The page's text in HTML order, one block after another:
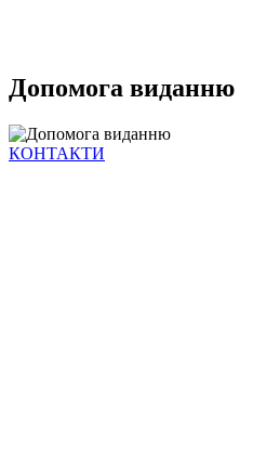
Допомога виданню
КОНТАКТИ